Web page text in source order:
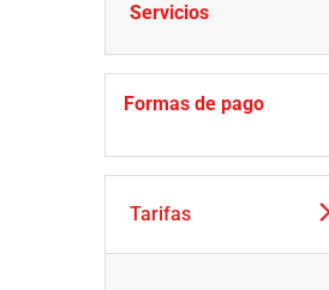
Servicios
Formas de pago
Tarifas